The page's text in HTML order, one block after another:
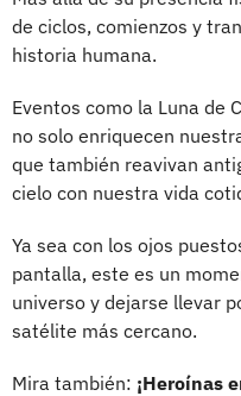
de ciclos, comienzos y
historia humana.
Eventos como la Luna de
no solo enriquecen
que también reavivan
cielo con nuestra vida
Ya sea con los ojos
pantalla, este es un
universo y dejarse llevar
satélite más cercano.
Mira también: ¡Heroínas